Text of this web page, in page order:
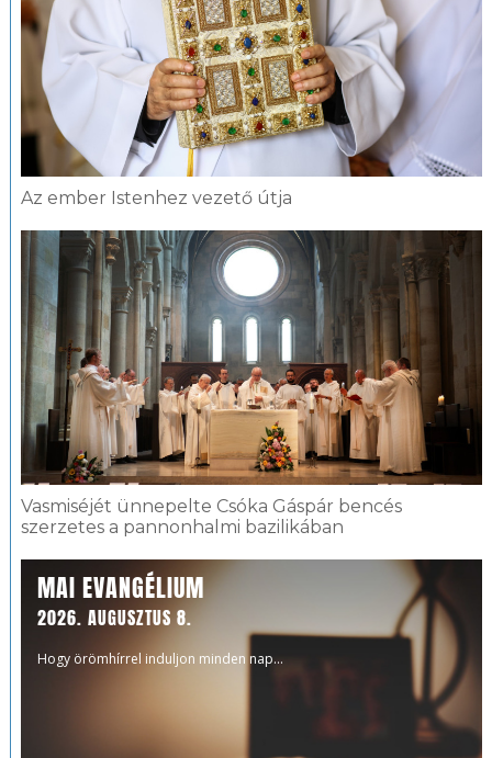
Az ember Istenhez vezető útja
Vasmiséjét ünnepelte Csóka Gáspár bencés
szerzetes a pannonhalmi bazilikában
MAI EVANGÉLIUM
2026. AUGUSZTUS 8.
Hogy örömhírrel induljon minden nap...